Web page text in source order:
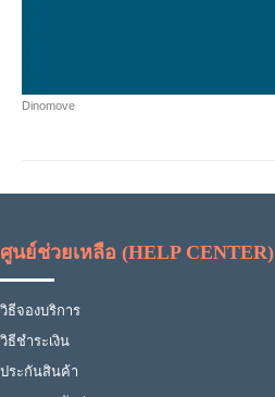
Dinomove
ศูนย์ช่วยเหลือ (HELP CENTER)
วิธีจองบริการ
วิธีชำระเงิน
ประกันสินค้า